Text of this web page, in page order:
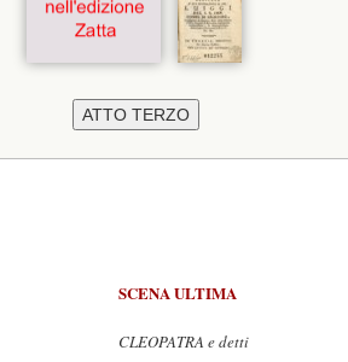
SCENA ULTIMA
CLEOPATRA e detti